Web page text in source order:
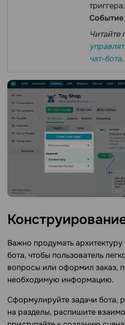
триггера:
Событие
Читайте
чат-бота.
Важно продумать архитектуру
бота, чтобы пользователь
вопросы или оформил заказ,
необходимую информацию.
Сформулируйте задачи бота,
на разделы, распишите